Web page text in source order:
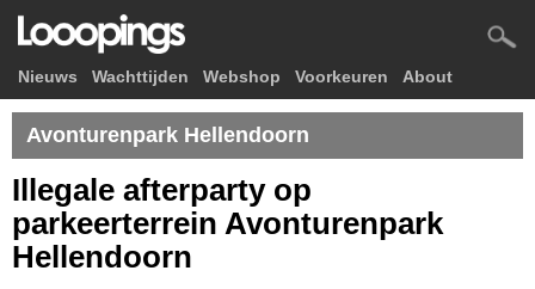
Nieuws Wachttijden Webshop Voorkeuren About
Avonturenpark Hellendoorn
Illegale afterparty op
parkeerterrein Avonturenpark
Hellendoorn